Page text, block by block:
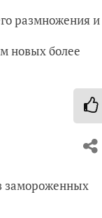
размножения и
новых более
замороженных